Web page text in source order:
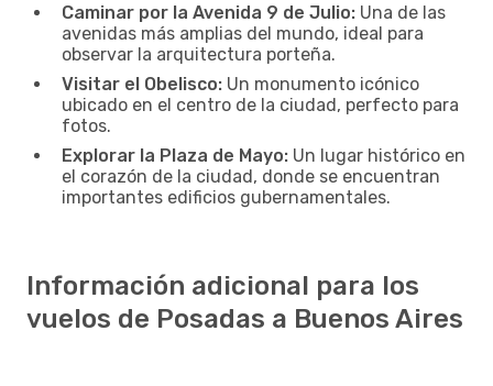
Caminar por la Avenida 9 de Julio: Una de las
avenidas más amplias del mundo, ideal para
observar la arquitectura porteña.
Visitar el Obelisco: Un monumento icónico
ubicado en el centro de la ciudad, perfecto para
fotos.
Explorar la Plaza de Mayo: Un lugar histórico en
el corazón de la ciudad, donde se encuentran
importantes edificios gubernamentales.
Información adicional para los
vuelos de Posadas a Buenos Aires